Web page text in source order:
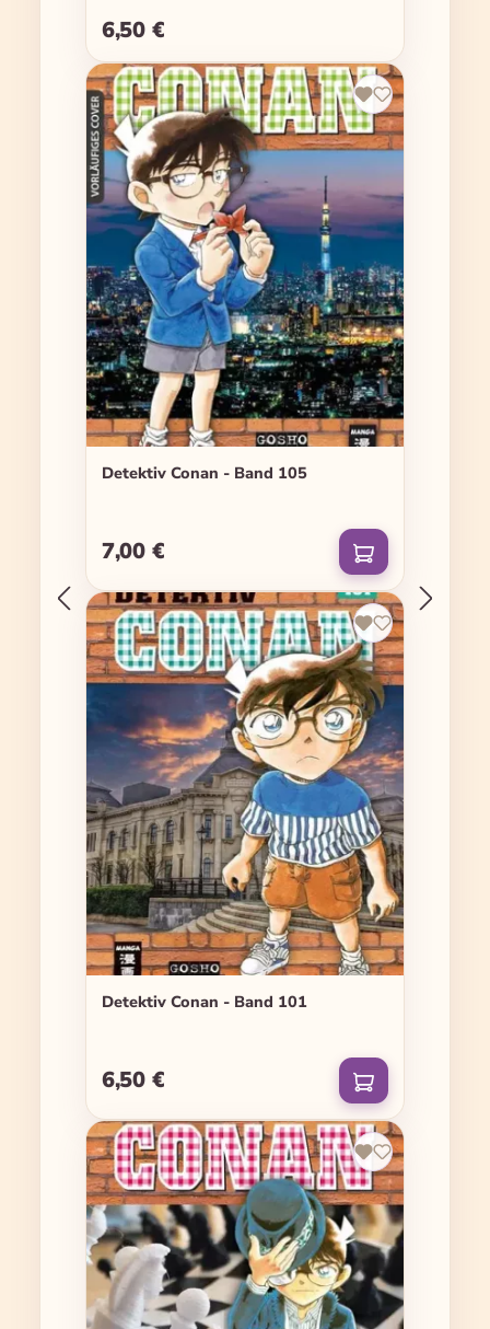
Regulärer Preis:
6,50 €
Detektiv Conan - Band 105
Regulärer Preis:
7,00 €
Detektiv Conan - Band 101
Regulärer Preis:
6,50 €